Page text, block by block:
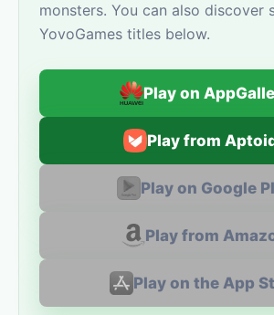
monsters. You can also discover
YovoGames titles below.
Play on
Play from
Play on Google
Play from
Play on the App